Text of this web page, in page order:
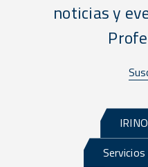
noticias y